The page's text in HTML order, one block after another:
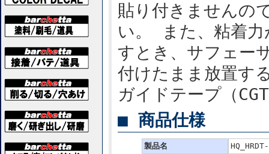
貼り付きませんの
い。 また、粘着力
すとき、サフェー
付けたまま放置す
ガイドテープ（
■ 商品仕様
製品名